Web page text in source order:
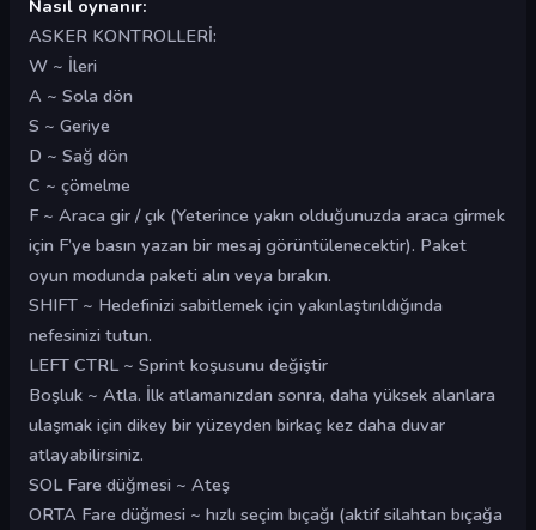
Nasıl oynanır:
ASKER KONTROLLERİ:
W ~ İleri
A ~ Sola dön
S ~ Geriye
D ~ Sağ dön
C ~ çömelme
F ~ Araca gir / çık (Yeterince yakın olduğunuzda araca girmek
için F’ye basın yazan bir mesaj görüntülenecektir). Paket
oyun modunda paketi alın veya bırakın.
SHIFT ~ Hedefinizi sabitlemek için yakınlaştırıldığında
nefesinizi tutun.
LEFT CTRL ~ Sprint koşusunu değiştir
Boşluk ~ Atla. İlk atlamanızdan sonra, daha yüksek alanlara
ulaşmak için dikey bir yüzeyden birkaç kez daha duvar
atlayabilirsiniz.
SOL Fare düğmesi ~ Ateş
ORTA Fare düğmesi ~ hızlı seçim bıçağı (aktif silahtan bıçağa